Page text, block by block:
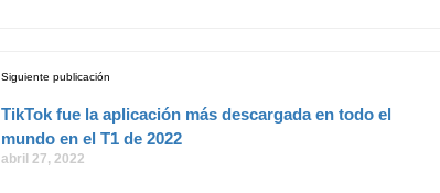
Siguiente publicación
TikTok fue la aplicación más descargada en todo el
mundo en el T1 de 2022
abril 27, 2022